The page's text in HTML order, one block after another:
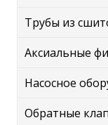
Трубы из
Аксиальные
Насосное
Обратные